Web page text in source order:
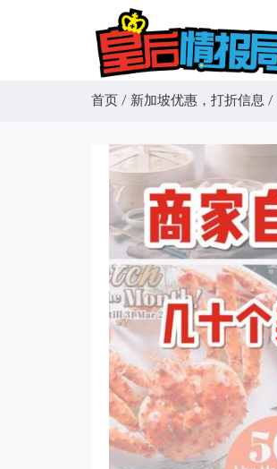
首页 / 新加坡优惠，打折信息 /